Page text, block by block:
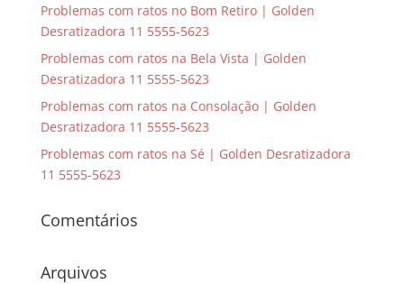
Problemas com ratos no Bom Retiro | Golden
Desratizadora 11 5555-5623
Problemas com ratos na Bela Vista | Golden
Desratizadora 11 5555-5623
Problemas com ratos na Consolação | Golden
Desratizadora 11 5555-5623
Problemas com ratos na Sé | Golden Desratizadora
11 5555-5623
Comentários
Arquivos